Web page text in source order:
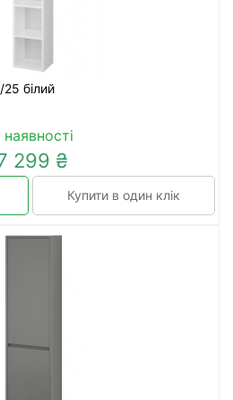
білий
наявності
299 ₴
Купити в один клік